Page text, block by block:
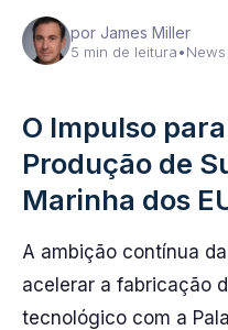
por James Miller
5 min de leitura•News
O Impulso
Produção de
Marinha dos
A ambição contínua
acelerar a fabricação
tecnológico com a